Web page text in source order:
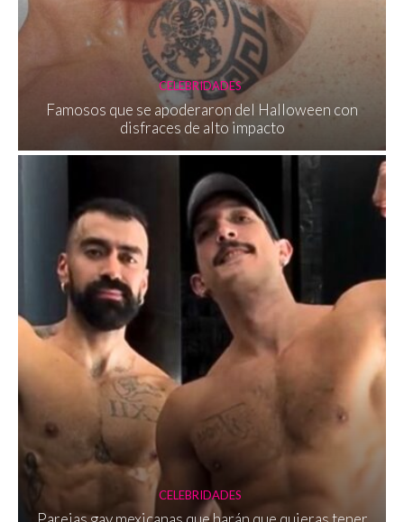
CELEBRIDADES
Famosos que se apoderaron del Halloween con
disfraces de alto impacto
CELEBRIDADES